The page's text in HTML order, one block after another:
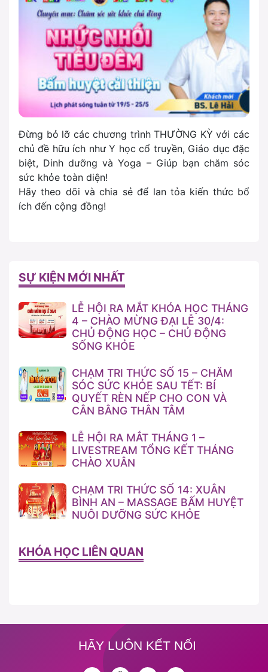
Đừng bỏ lỡ các chương trình THƯỜNG KỲ với các
chủ đề hữu ích như Y học cổ truyền, Giáo dục đặc
biệt, Dinh dưỡng và Yoga – Giúp bạn chăm sóc
sức khỏe toàn diện!
Hãy theo dõi và chia sẻ để lan tỏa kiến thức bổ
ích đến cộng đồng!
SỰ KIỆN MỚI NHẤT
LỄ HỘI RA MẮT KHÓA HỌC THÁNG
4 – CHÀO MỪNG ĐẠI LỄ 30/4:
CHỦ ĐỘNG HỌC – CHỦ ĐỘNG
SỐNG KHỎE
CHẠM TRI THỨC SỐ 15 – CHĂM
SÓC SỨC KHỎE SAU TẾT: BÍ
QUYẾT RÈN NẾP CHO CON VÀ
CÂN BẰNG THÂN TÂM
LỄ HỘI RA MẮT THÁNG 1 –
LIVESTREAM TỔNG KẾT THÁNG
CHÀO XUÂN
CHẠM TRI THỨC SỐ 14: XUÂN
BÌNH AN – MASSAGE BẤM HUYỆT
NUÔI DƯỠNG SỨC KHỎE
KHÓA HỌC LIÊN QUAN
HÃY LUÔN KẾT NỐI